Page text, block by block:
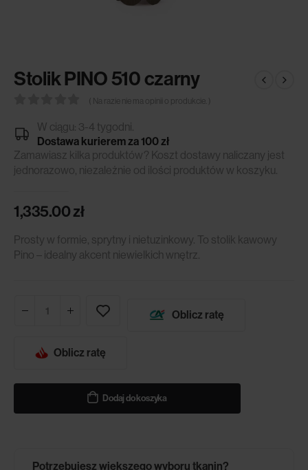
Stolik PINO 510 czarny
( Na razie nie ma opinii o produkcie. )
W ciągu: 3-4 tygodni.
Dostawa kurierem za 100 zł
Zamawiasz kilka produktów? Koszt dostawy naliczany jest
jednorazowo, niezależnie od ilości produktów w koszyku.
1,335.00zł
Prosty w formie, sprytny i nietuzinkowy. To stolik kawowy
Pino – idealny akcent niewielkich wnętrz.
Oblicz ratę
Oblicz ratę
Dodaj do koszyka
Potrzebujesz większego wyboru tkanin?